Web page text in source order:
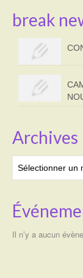
break
Archives
Il n’y a aucun